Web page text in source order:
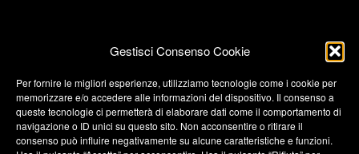
Gestisci Consenso Cookie
Per fornire le migliori esperienze, utilizziamo tecnologie come i cookie per
memorizzare e/o accedere alle informazioni del dispositivo. Il consenso a
queste tecnologie ci permetterà di elaborare dati come il comportamento di
navigazione o ID unici su questo sito. Non acconsentire o ritirare il
consenso può influire negativamente su alcune caratteristiche e funzioni.
Termini e condizioni
Privacy Policy